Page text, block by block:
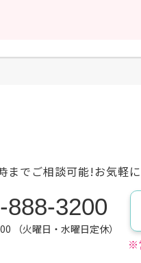
までご相談可能!お気軽
888-3200
（火曜日・水曜日定休）
※